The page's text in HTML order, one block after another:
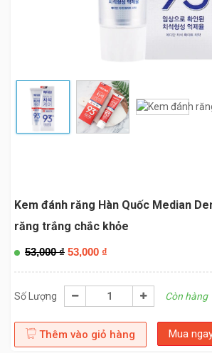
Kem đánh răng Hàn Quốc Median
răng trắng chắc khỏe
53,000₫ 53,000 ₫
Số Lượng Còn hàng
Thêm vào giỏ hàng Mua